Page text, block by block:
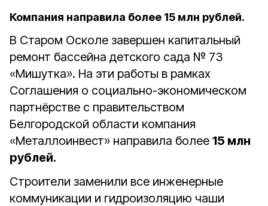
Компания направила более 15 млн рублей.
В Старом Осколе завершен капитальный
ремонт бассейна детского сада № 73
«Мишутка». На эти работы в рамках
Соглашения о социально-экономическом
партнёрстве с правительством
Белгородской области компания
«Металлоинвест» направила более 15 млн
рублей.
Строители заменили все инженерные
коммуникации и гидроизоляцию чаши